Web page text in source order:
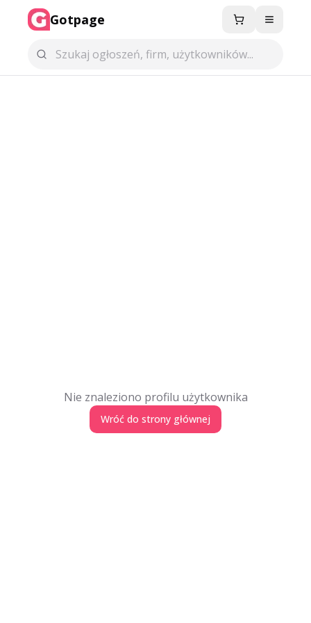
Gotpage Menu
Nie znaleziono profilu użytkownika
Wróć do strony głównej